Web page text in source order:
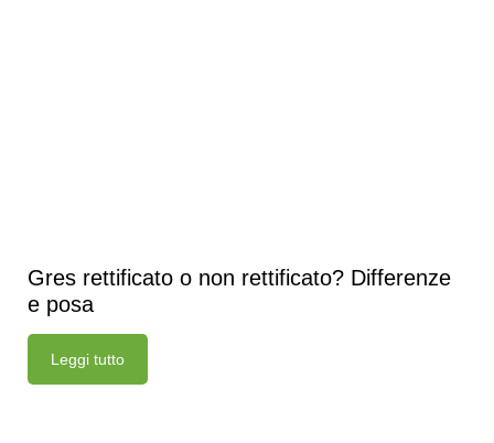
Gres rettificato o non rettificato? Differenze
e posa
Leggi tutto